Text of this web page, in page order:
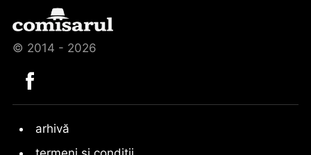
© 2014 - 2026
arhivă